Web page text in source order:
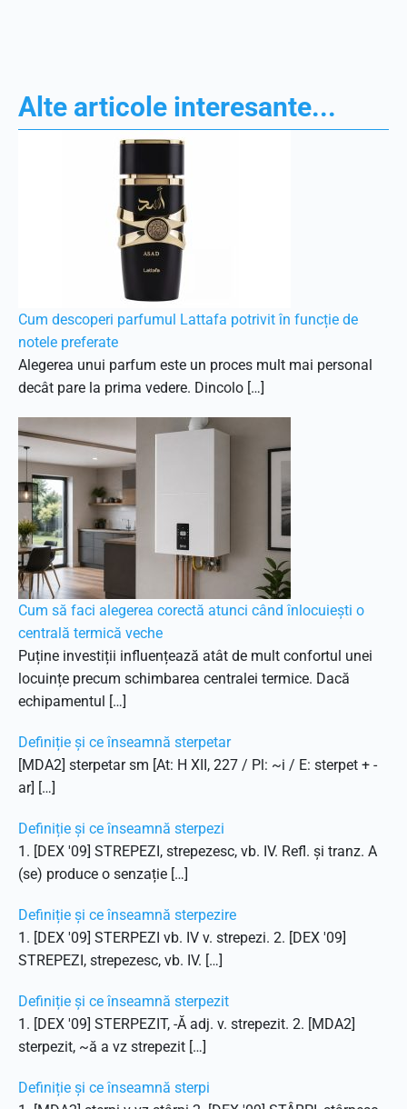
Alte articole interesante...
Cum descoperi parfumul Lattafa potrivit în funcție de
notele preferate
Alegerea unui parfum este un proces mult mai personal
decât pare la prima vedere. Dincolo […]
Cum să faci alegerea corectă atunci când înlocuiești o
centrală termică veche
Puține investiții influențează atât de mult confortul unei
locuințe precum schimbarea centralei termice. Dacă
echipamentul […]
Definiție și ce înseamnă sterpetar
[MDA2] sterpetar sm [At: H XII, 227 / Pl: ~i / E: sterpet + -
ar] […]
Definiție și ce înseamnă sterpezi
1. [DEX '09] STREPEZI, strepezesc, vb. IV. Refl. și tranz. A
(se) produce o senzație […]
Definiție și ce înseamnă sterpezire
1. [DEX '09] STERPEZI vb. IV v. strepezi. 2. [DEX '09]
STREPEZI, strepezesc, vb. IV. […]
Definiție și ce înseamnă sterpezit
1. [DEX '09] STERPEZIT, -Ă adj. v. strepezit. 2. [MDA2]
sterpezit, ~ă a vz strepezit […]
Definiție și ce înseamnă sterpi